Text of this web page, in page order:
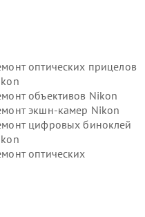
оптических прицелов
объективов Nikon
экшн-камер Nikon
цифровых биноклей
оптических